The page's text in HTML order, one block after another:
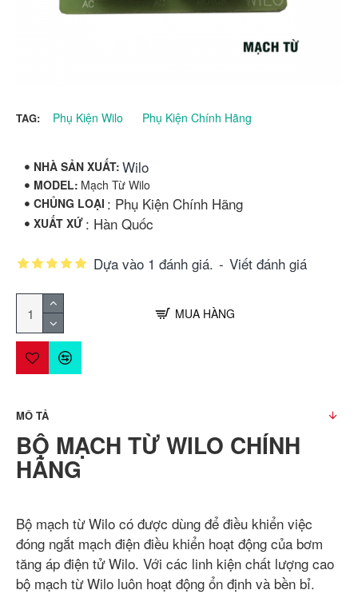
TAG: Phụ Kiện Wilo Phụ Kiện Chính Hãng
NHÀ SẢN XUẤT: Wilo
MODEL: Mạch Từ Wilo
CHỦNG LOẠI : Phụ Kiện Chính Hãng
XUẤT XỨ : Hàn Quốc
Dựa vào 1 đánh giá. - Viết đánh giá
MUA HÀNG
MÔ TẢ
BỘ MẠCH TỪ WILO CHÍNH
HÃNG
Bộ mạch từ Wilo có được dùng để điều khiển việc
đóng ngắt mạch điện điều khiển hoạt động của bơm
tăng áp điện tử Wilo. Với các linh kiện chất lượng cao
bộ mạch từ Wilo luôn hoạt động ổn định và bền bỉ.